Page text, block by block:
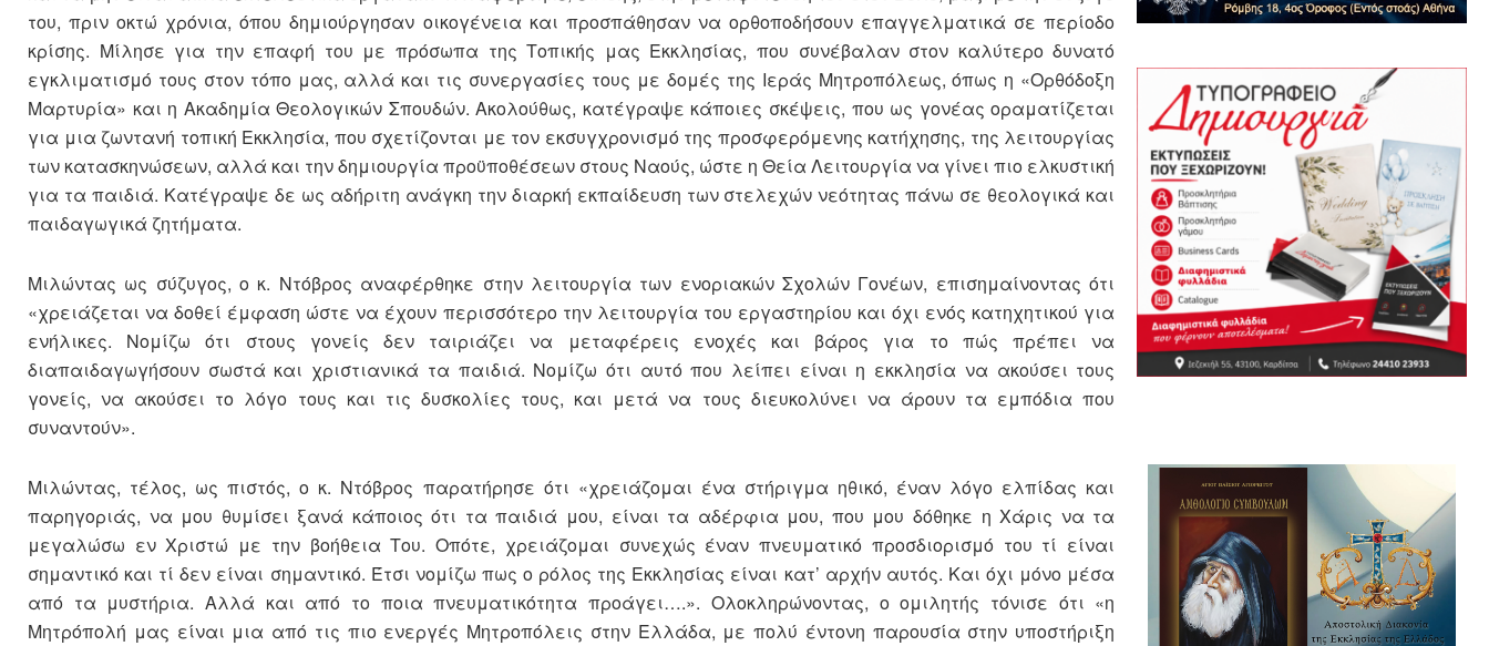
του, πριν οκτώ χρόνια, όπου δημιούργησαν οικογένεια και προσπάθησαν να ορθοποδήσουν επαγγελματικά σε περίοδο
κρίσης. Μίλησε για την επαφή του με πρόσωπα της Τοπικής μας Εκκλησίας, που συνέβαλαν στον καλύτερο δυνατό
εγκλιματισμό τους στον τόπο μας, αλλά και τις συνεργασίες τους με δομές της Ιεράς Μητροπόλεως, όπως η «Ορθόδοξη
Μαρτυρία» και η Ακαδημία Θεολογικών Σπουδών. Ακολούθως, κατέγραψε κάποιες σκέψεις, που ως γονέας οραματίζεται
για μια ζωντανή τοπική Εκκλησία, που σχετίζονται με τον εκσυγχρονισμό της προσφερόμενης κατήχησης, της λειτουργίας
των κατασκηνώσεων, αλλά και την δημιουργία προϋποθέσεων στους Ναούς, ώστε η Θεία Λειτουργία να γίνει πιο ελκυστική
για τα παιδιά. Κατέγραψε δε ως αδήριτη ανάγκη την διαρκή εκπαίδευση των στελεχών νεότητας πάνω σε θεολογικά και
παιδαγωγικά ζητήματα.
Μιλώντας ως σύζυγος, ο κ. Ντόβρος αναφέρθηκε στην λειτουργία των ενοριακών Σχολών Γονέων, επισημαίνοντας ότι
«χρειάζεται να δοθεί έμφαση ώστε να έχουν περισσότερο την λειτουργία του εργαστηρίου και όχι ενός κατηχητικού για
ενήλικες. Νομίζω ότι στους γονείς δεν ταιριάζει να μεταφέρεις ενοχές και βάρος για το πώς πρέπει να
διαπαιδαγωγήσουν σωστά και χριστιανικά τα παιδιά. Νομίζω ότι αυτό που λείπει είναι η εκκλησία να ακούσει τους
γονείς, να ακούσει το λόγο τους και τις δυσκολίες τους, και μετά να τους διευκολύνει να άρουν τα εμπόδια που
συναντούν».
Μιλώντας, τέλος, ως πιστός, ο κ. Ντόβρος παρατήρησε ότι «χρειάζομαι ένα στήριγμα ηθικό, έναν λόγο ελπίδας και
παρηγοριάς, να μου θυμίσει ξανά κάποιος ότι τα παιδιά μου, είναι τα αδέρφια μου, που μου δόθηκε η Χάρις να τα
μεγαλώσω εν Χριστώ με την βοήθεια Του. Οπότε, χρειάζομαι συνεχώς έναν πνευματικό προσδιορισμό του τί είναι
σημαντικό και τί δεν είναι σημαντικό. Έτσι νομίζω πως ο ρόλος της Εκκλησίας είναι κατ’ αρχήν αυτός. Και όχι μόνο μέσα
από τα μυστήρια. Αλλά και από το ποια πνευματικότητα προάγει….». Ολοκληρώνοντας, ο ομιλητής τόνισε ότι «η
Μητρόπολή μας είναι μια από τις πιο ενεργές Μητροπόλεις στην Ελλάδα, με πολύ έντονη παρουσία στην υποστήριξη